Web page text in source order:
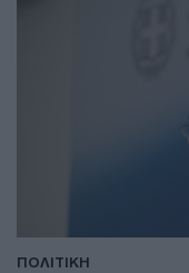
ΠΟΛΙΤΙΚΗ